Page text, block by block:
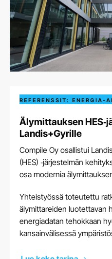
REFERENSSIT: ENERGIA-
Älymittauksen
Landis+Gyrille
Compile Oy osallistui
(HES) ‑järjestelmän
osa modernia
Yhteistyössä toteutettu
älymittareiden luotettavan
energiadatan tehokkaan
kansainvälisessä